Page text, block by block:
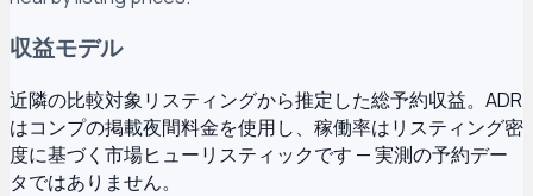
収益モデル
近隣の比較対象リスティングから推定した総予約収益。ADR
はコンプの掲載夜間料金を使用し、稼働率はリスティング密
度に基づく市場ヒューリスティックです — 実測の予約デー
タではありません。